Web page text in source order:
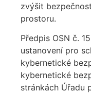
zvýšit
prostoru.
Předpis OSN č.
ustanovení pro
kybernetické
kybernetické
stránkách Úřadu